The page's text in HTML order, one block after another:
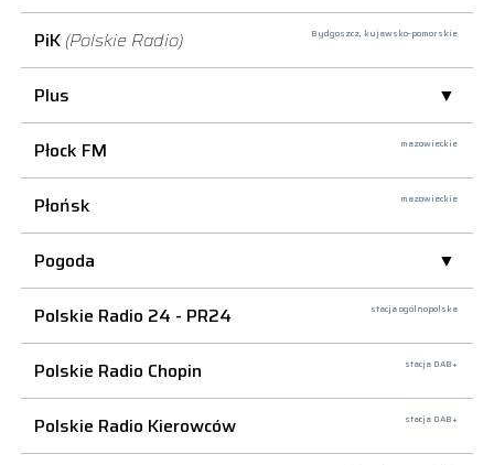
PiK (Polskie Radio) Bydgoszcz, kujawsko-pomorskie
Plus
Płock FM
mazowieckie
Płońsk mazowieckie
Pogoda
Polskie Radio 24 - PR24
stacja ogólnopolska
Polskie Radio Chopin stacja DAB+
Polskie Radio Kierowców stacja DAB+